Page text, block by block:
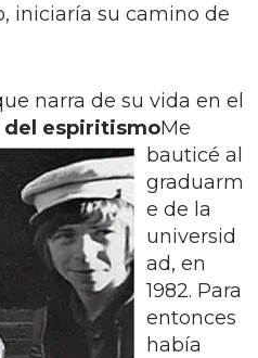
iniciaría su camino de
narra de su vida en el
del espiritismoMe
bauticé al
graduarm
e de la
universid
ad, en
1982. Para
entonces
había